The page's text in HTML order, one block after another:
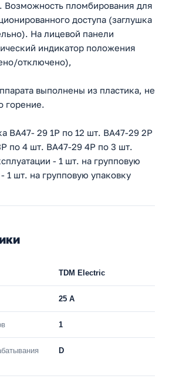
пломбирования для
доступа (заглушка
На лицевой панели
индикатор положения
отключено),
выполнены из пластика, не
горение.
ВА47- 29 1Р по 12 шт. ВА47-29 2Р
по 4 шт. ВА47-29 4Р по 3 шт.
- 1 шт. на групповую
1 шт. на групповую упаковку
TDM Electric
25 A
1
D